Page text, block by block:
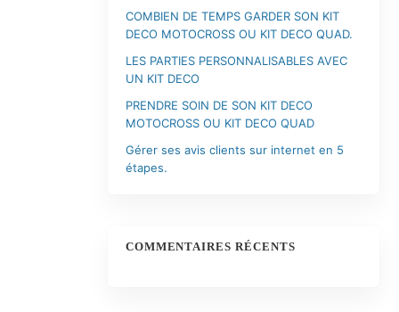
COMBIEN DE TEMPS GARDER SON KIT
DECO MOTOCROSS OU KIT DECO QUAD.
LES PARTIES PERSONNALISABLES AVEC
UN KIT DECO
PRENDRE SOIN DE SON KIT DECO
MOTOCROSS OU KIT DECO QUAD
Gérer ses avis clients sur internet en 5
étapes.
COMMENTAIRES RÉCENTS